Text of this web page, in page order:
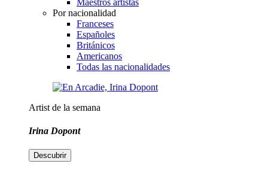
Por nacionalidad
Franceses
Españoles
Británicos
Americanos
Todas las nacionalidades
Artist de la semana
Irina Dopont
Descubrir